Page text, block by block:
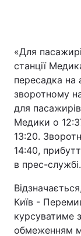
«Для
станції
пересадка
зворотному
для
Медики о
13:20.
14:40,
в прес-службі.
Київ -
курсуватиме
обмеженням